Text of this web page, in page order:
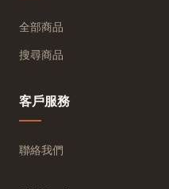
全部商品
搜尋商品
客戶服務
聯絡我們